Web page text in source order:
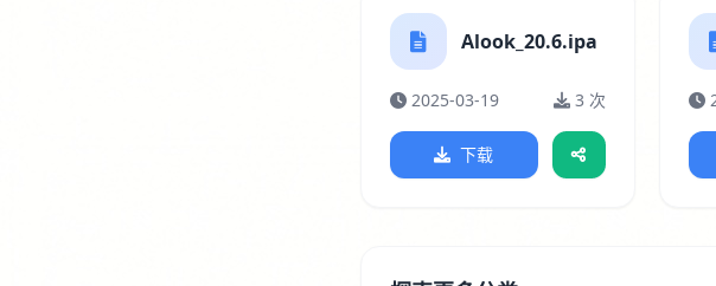
Alook_20.6.ipa
2025-03-19 3 次
下载